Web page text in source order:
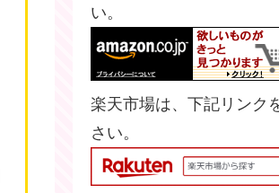
い。
楽天市場は、下記リンク
さい。